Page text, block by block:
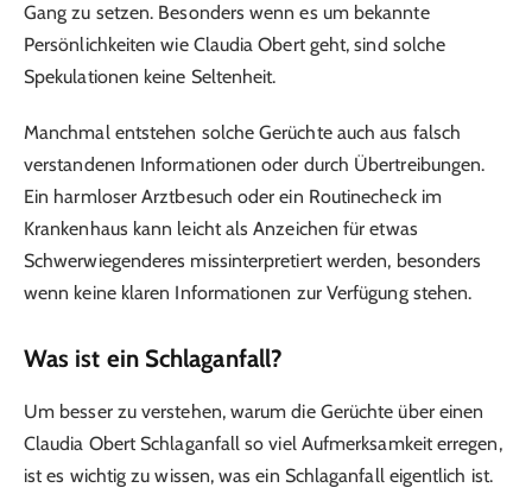
Gang zu setzen. Besonders wenn es um bekannte
Persönlichkeiten wie Claudia Obert geht, sind solche
Spekulationen keine Seltenheit.
Manchmal entstehen solche Gerüchte auch aus falsch
verstandenen Informationen oder durch Übertreibungen.
Ein harmloser Arztbesuch oder ein Routinecheck im
Krankenhaus kann leicht als Anzeichen für etwas
Schwerwiegenderes missinterpretiert werden, besonders
wenn keine klaren Informationen zur Verfügung stehen.
Was ist ein Schlaganfall?
Um besser zu verstehen, warum die Gerüchte über einen
Claudia Obert Schlaganfall so viel Aufmerksamkeit erregen,
ist es wichtig zu wissen, was ein Schlaganfall eigentlich ist.